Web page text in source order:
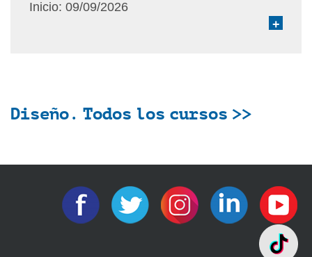
Inicio: 09/09/2026
+
Diseño. Todos los cursos >>